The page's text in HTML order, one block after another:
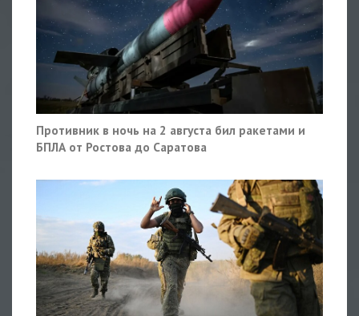
Противник в ночь на 2 августа бил ракетами и
БПЛА от Ростова до Саратова